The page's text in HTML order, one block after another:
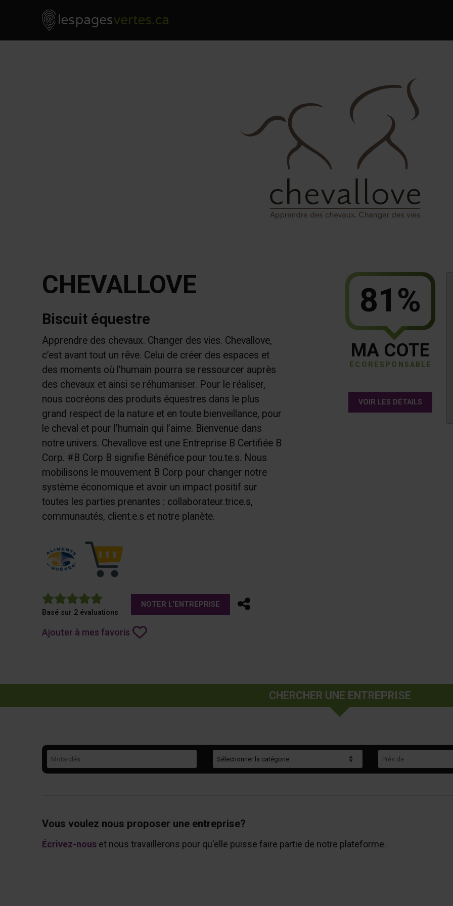
Skip to contentLes Pages Vertes - Go to homepage
CHEVALLOVE
Biscuit équestre
Apprendre des chevaux. Changer des vies. Chevallove,
c’est avant tout un rêve. Celui de créer des espaces et
des moments où l’humain pourra se ressourcer auprès
des chevaux et ainsi se réhumaniser. Pour le réaliser,
nous cocréons des produits équestres dans le plus
grand respect de la nature et en toute bienveillance, pour
le cheval et pour l’humain qui l’aime. Bienvenue dans
notre univers. Chevallove est une Entreprise B Certifiée B
Corp. #B Corp B signifie Bénéfice pour tou.te.s. Nous
mobilisons le mouvement B Corp pour changer notre
système économique et avoir un impact positif sur
toutes les parties prenantes : collaborateur.trice.s,
communautés, client.e.s et notre planète.
5
Basé sur 2 évaluations
NOTER L'ENTREPRISE Partager
Ajouter à mes favoris
81%
MA COTE
ÉCORESPONSABLE
VOIR LES DÉTAILS
CHERCHER UNE ENTREPRISE
Vous voulez nous proposer une entreprise?
Écrivez-nouset nous travaillerons pour qu'elle puisse faire partie de notre plateforme.